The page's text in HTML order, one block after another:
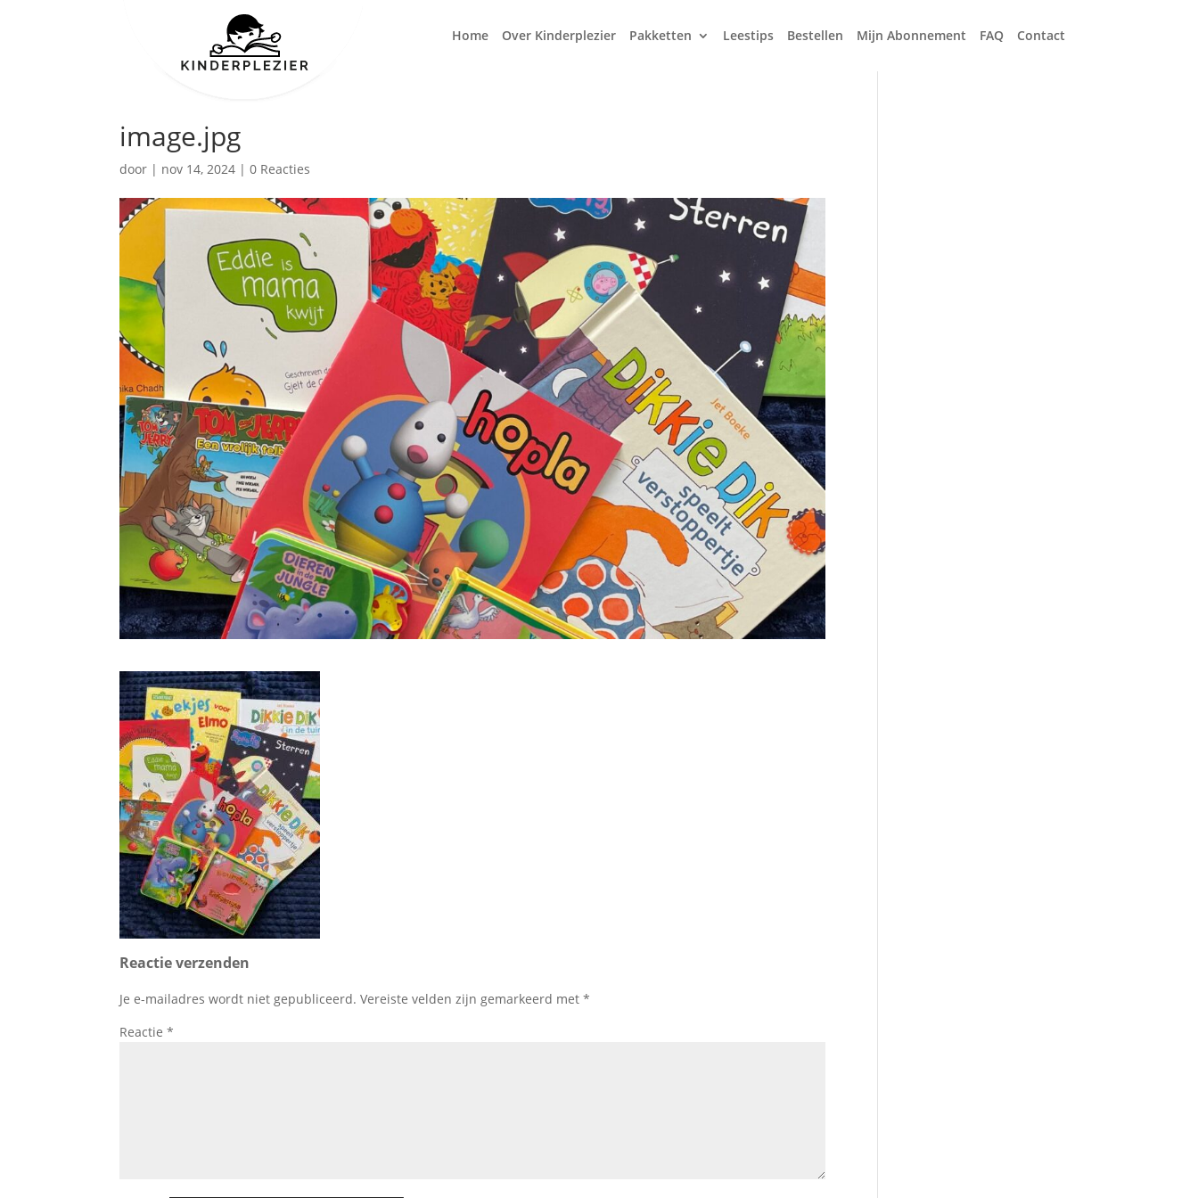
Home Over Kinderplezier Pakketten Leestips Bestellen Mijn Abonnement FAQ Contact
image.jpg
door | nov 14, 2024 |0 Reacties
Reactie verzenden
Je e-mailadres wordt niet gepubliceerd. Vereiste velden zijn gemarkeerd met*
Reactie*